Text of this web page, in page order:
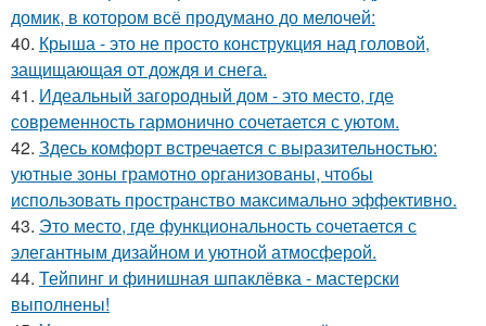
домик, в котором всё продумано до мелочей:
40. Крыша - это не просто конструкция над головой,
защищающая от дождя и снега.
41. Идеальный загородный дом - это место, где
современность гармонично сочетается с уютом.
42. Здесь комфорт встречается с выразительностью:
уютные зоны грамотно организованы, чтобы
использовать пространство максимально эффективно.
43. Это место, где функциональность сочетается с
элегантным дизайном и уютной атмосферой.
44. Тейпинг и финишная шпаклёвка - мастерски
выполнены!